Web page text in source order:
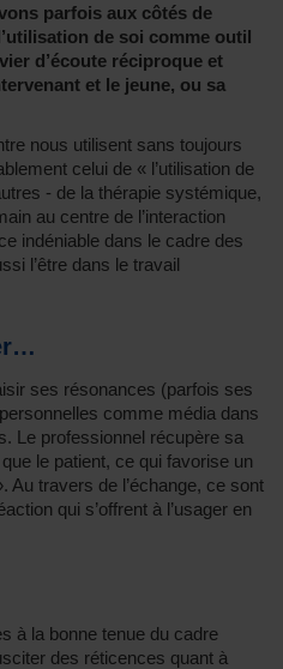
parfois aux côtés de
de soi comme outil
d’écoute réciproque et
et le jeune, ou sa
nous utilisent sans toujours
celui de « l’utilisation de
- de la thérapie systémique,
au centre de l’interaction
indéniable dans le cadre des
l’être dans le travail
ses résonances (parfois ses
comme média dans
Le professionnel récupère sa
le patient, ce qui favorise un
Au travers de l’échange, ce sont
qui s’offrent à l’usager en
à la bonne tenue du cadre
des réticences quant à